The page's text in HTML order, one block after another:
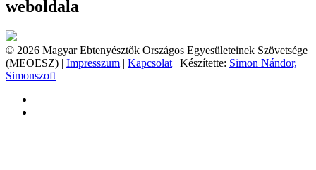
weboldala
© 2026 Magyar Ebtenyésztők Országos Egyesületeinek Szövetsége
(MEOESZ) | Impresszum | Kapcsolat | Készítette: Simon Nándor,
Simonszoft